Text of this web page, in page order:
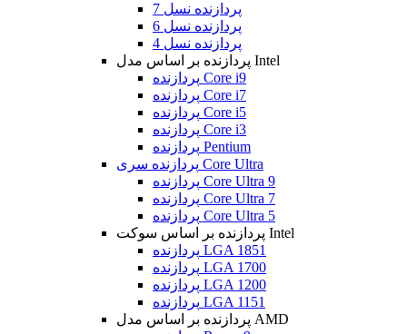
پردازنده نسل 7
پردازنده نسل 6
پردازنده نسل 4
پردازنده بر اساس مدل Intel
پردازنده Core i9
پردازنده Core i7
پردازنده Core i5
پردازنده Core i3
پردازنده Pentium
پردازنده سری Core Ultra
پردازنده Core Ultra 9
پردازنده Core Ultra 7
پردازنده Core Ultra 5
پردازنده بر اساس سوکت Intel
پردازنده LGA 1851
پردازنده LGA 1700
پردازنده LGA 1200
پردازنده LGA 1151
پردازنده بر اساس مدل AMD